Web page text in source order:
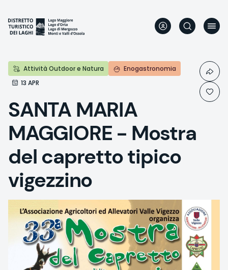
main
content
Attività Outdoor e Natura
Enogastronomia
13 APR
SANTA MARIA
MAGGIORE - Mostra
del capretto tipico
vigezzino